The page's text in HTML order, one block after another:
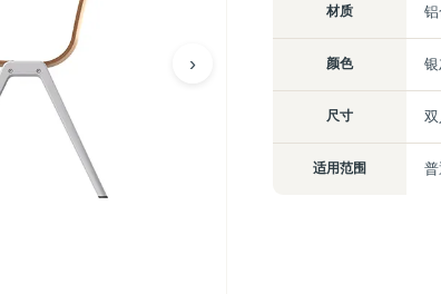
›
材质
颜色
尺寸
适用范围